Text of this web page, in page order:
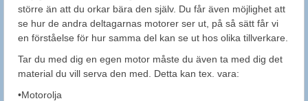
större än att du orkar bära den själv. Du får även möjlighet att
se hur de andra deltagarnas motorer ser ut, på så sätt får vi
en förståelse för hur samma del kan se ut hos olika tillverkare.
Tar du med dig en egen motor måste du även ta med dig det
material du vill serva den med. Detta kan tex. vara:
•Motorolja